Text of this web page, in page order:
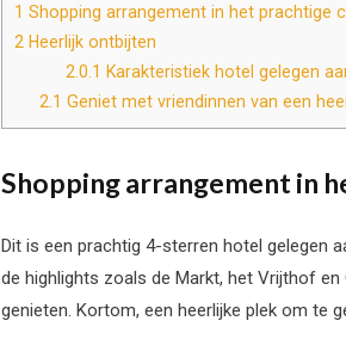
1 Shopping arrangement in het prachtige
2 Heerlijk ontbijten
2.0.1 Karakteristiek hotel gelegen
2.1 Geniet met vriendinnen van een
Shopping arrangement in
Dit is een prachtig 4-sterren hotel gelegen
de highlights zoals de Markt, het Vrijthof
genieten. Kortom, een heerlijke plek om te